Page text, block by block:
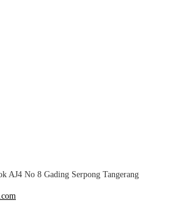
AJ4 No 8 Gading Serpong Tangerang